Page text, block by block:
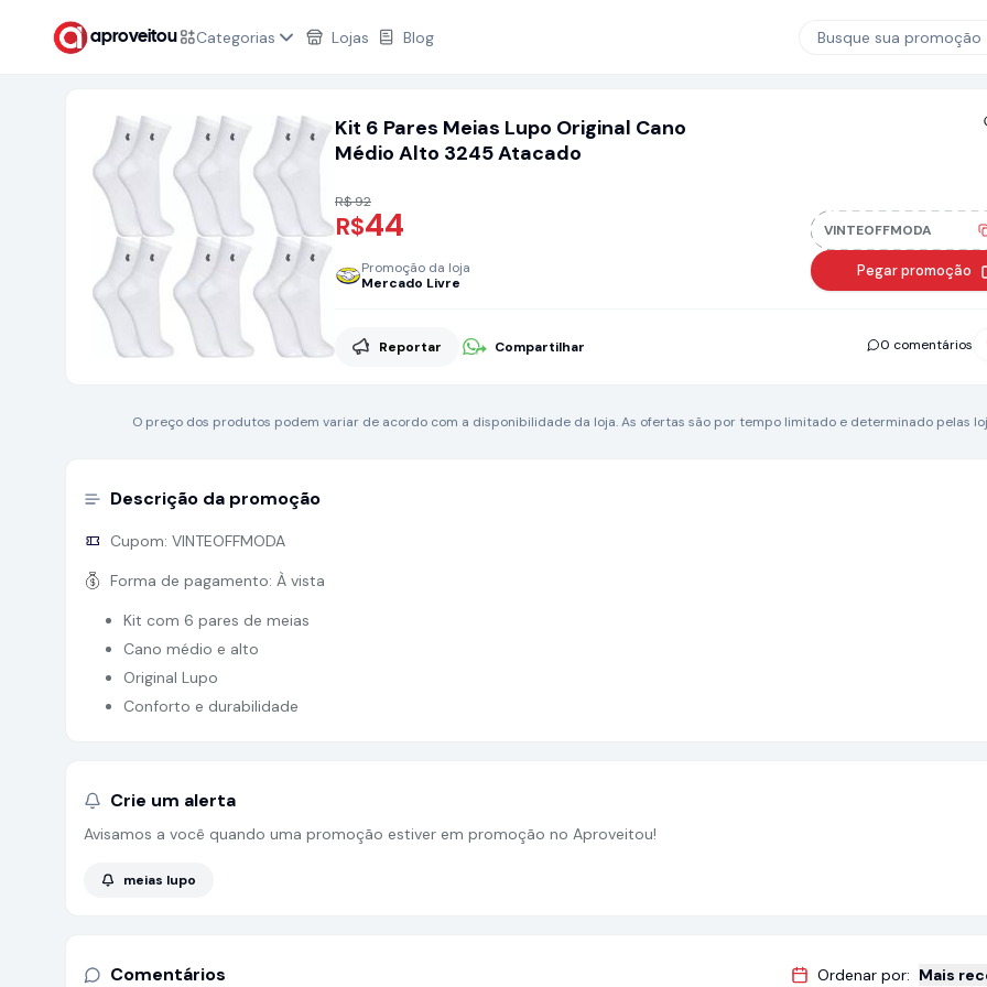
aproveitou Categorias Lojas Blog Busque sua promoção
Kit 6 Pares Meias Lupo Original Cano
Médio Alto 3245 Atacado
R$ 92
R$44
Promoção da loja
Mercado Livre
VINTEOFFMODA
Pegar promoção
Reportar Compartilhar 0 comentários
O preço dos produtos podem variar de acordo com a disponibilidade da loja. As ofertas são por tempo limitado e determinado pelas
Descrição da promoção
Cupom: VINTEOFFMODA
Forma de pagamento: À vista
Kit com 6 pares de meias
Cano médio e alto
Original Lupo
Conforto e durabilidade
Crie um alerta
Avisamos a você quando uma promoção estiver em promoção no Aproveitou!
meias lupo
Comentários Ordenar por: Mais